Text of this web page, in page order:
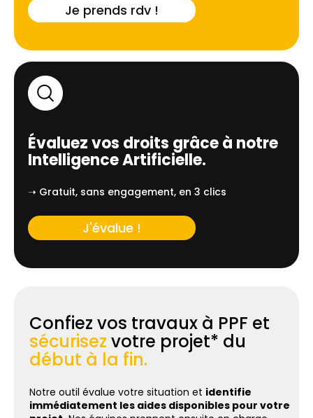
Je prends rdv !
Évaluez vos droits grâce à notre
Intelligence Artificielle.
➝ Gratuit, sans engagement, en 3 clics
J'évalue !
Confiez vos travaux à PPF et
sécurisez votre projet* du
début à la fin.
Notre outil évalue votre situation et identifie
immédiatement les aides disponibles pour votre